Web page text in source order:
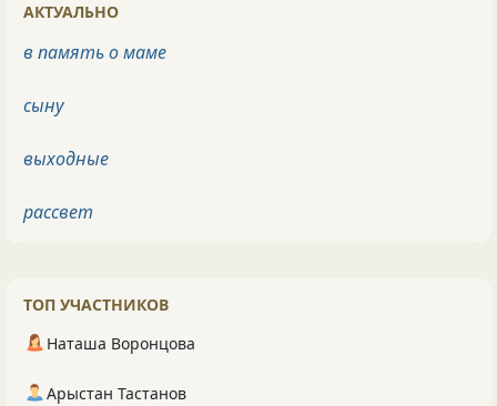
АКТУАЛЬНО
в память о маме
сыну
выходные
рассвет
ТОП УЧАСТНИКОВ
Наташа Воронцова
Арыстан Тастанов